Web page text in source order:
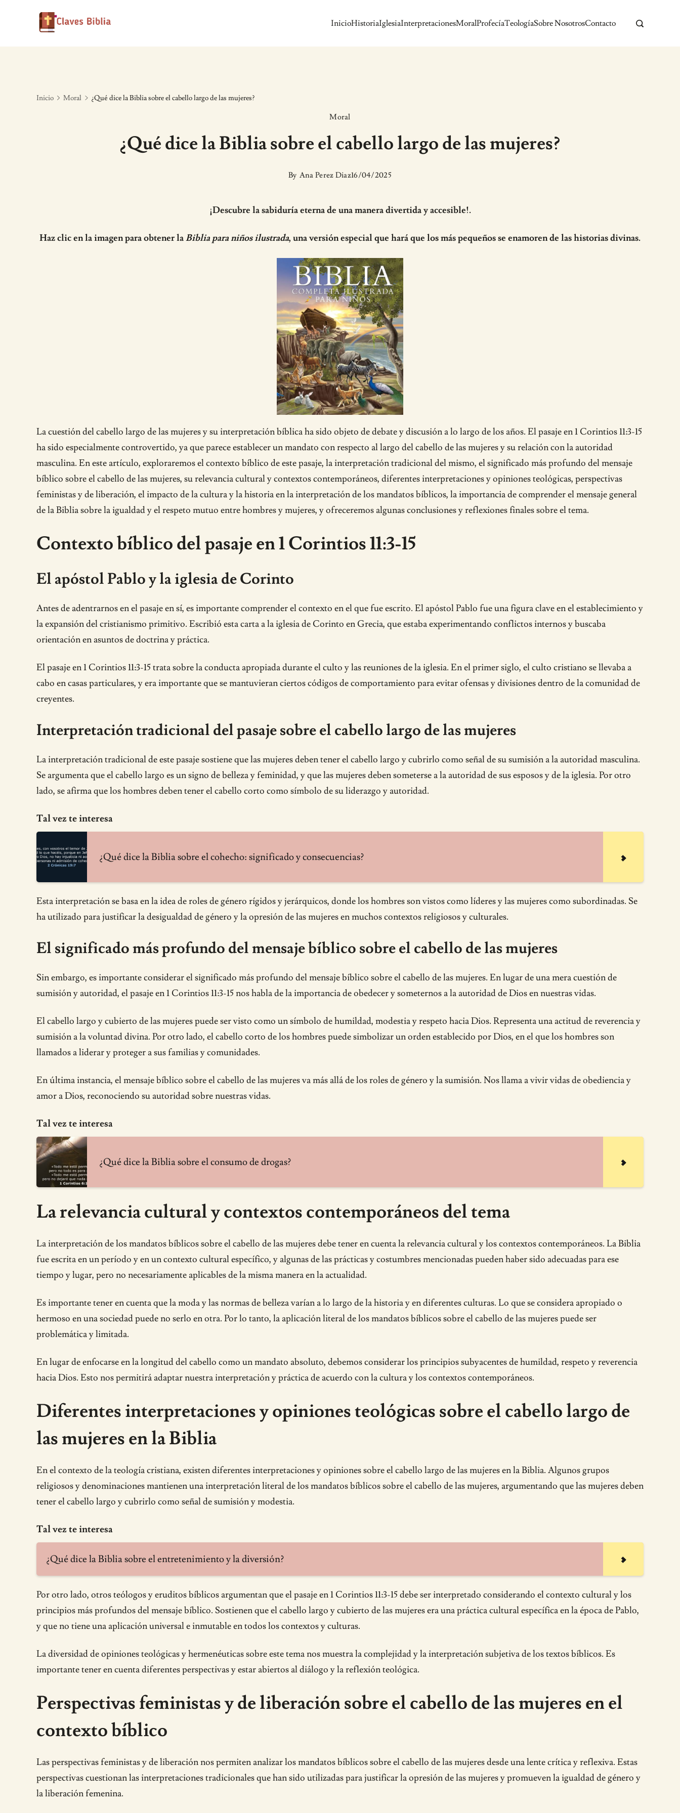
InicioHistoriaIglesiaInterpretacionesMoralProfecíaTeologíaSobre NosotrosContacto
Inicio Moral ¿Qué dice la Biblia sobre el cabello largo de las mujeres?
Moral
¿Qué dice la Biblia sobre el cabello largo de las mujeres?
By Ana Perez Diaz16/04/2025
¡Descubre la sabiduría eterna de una manera divertida y accesible!.
Haz clic en la imagen para obtener laBiblia para niños ilustrada, una versión especial que hará que los más pequeños se enamoren de las historias divinas.
La cuestión del cabello largo de las mujeres y su interpretación bíblica ha sido objeto de debate y discusión a lo largo de los años. El pasaje en 1 Corintios 11:3-15
ha sido especialmente controvertido, ya que parece establecer un mandato con respecto al largo del cabello de las mujeres y su relación con la autoridad
masculina. En este artículo, exploraremos el contexto bíblico de este pasaje, la interpretación tradicional del mismo, el significado más profundo del mensaje
bíblico sobre el cabello de las mujeres, su relevancia cultural y contextos contemporáneos, diferentes interpretaciones y opiniones teológicas, perspectivas
feministas y de liberación, el impacto de la cultura y la historia en la interpretación de los mandatos bíblicos, la importancia de comprender el mensaje general
de la Biblia sobre la igualdad y el respeto mutuo entre hombres y mujeres, y ofreceremos algunas conclusiones y reflexiones finales sobre el tema.
Contexto bíblico del pasaje en 1 Corintios 11:3-15
El apóstol Pablo y la iglesia de Corinto
Antes de adentrarnos en el pasaje en sí, es importante comprender el contexto en el que fue escrito. El apóstol Pablo fue una figura clave en el establecimiento y
la expansión del cristianismo primitivo. Escribió esta carta a la iglesia de Corinto en Grecia, que estaba experimentando conflictos internos y buscaba
orientación en asuntos de doctrina y práctica.
El pasaje en 1 Corintios 11:3-15 trata sobre la conducta apropiada durante el culto y las reuniones de la iglesia. En el primer siglo, el culto cristiano se llevaba a
cabo en casas particulares, y era importante que se mantuvieran ciertos códigos de comportamiento para evitar ofensas y divisiones dentro de la comunidad de
creyentes.
Interpretación tradicional del pasaje sobre el cabello largo de las mujeres
La interpretación tradicional de este pasaje sostiene que las mujeres deben tener el cabello largo y cubrirlo como señal de su sumisión a la autoridad masculina.
Se argumenta que el cabello largo es un signo de belleza y feminidad, y que las mujeres deben someterse a la autoridad de sus esposos y de la iglesia. Por otro
lado, se afirma que los hombres deben tener el cabello corto como símbolo de su liderazgo y autoridad.
Tal vez te interesa
¿Qué dice la Biblia sobre el cohecho: significado y consecuencias?
Esta interpretación se basa en la idea de roles de género rígidos y jerárquicos, donde los hombres son vistos como líderes y las mujeres como subordinadas. Se
ha utilizado para justificar la desigualdad de género y la opresión de las mujeres en muchos contextos religiosos y culturales.
El significado más profundo del mensaje bíblico sobre el cabello de las mujeres
Sin embargo, es importante considerar el significado más profundo del mensaje bíblico sobre el cabello de las mujeres. En lugar de una mera cuestión de
sumisión y autoridad, el pasaje en 1 Corintios 11:3-15 nos habla de la importancia de obedecer y someternos a la autoridad de Dios en nuestras vidas.
El cabello largo y cubierto de las mujeres puede ser visto como un símbolo de humildad, modestia y respeto hacia Dios. Representa una actitud de reverencia y
sumisión a la voluntad divina. Por otro lado, el cabello corto de los hombres puede simbolizar un orden establecido por Dios, en el que los hombres son
llamados a liderar y proteger a sus familias y comunidades.
En última instancia, el mensaje bíblico sobre el cabello de las mujeres va más allá de los roles de género y la sumisión. Nos llama a vivir vidas de obediencia y
amor a Dios, reconociendo su autoridad sobre nuestras vidas.
Tal vez te interesa
¿Qué dice la Biblia sobre el consumo de drogas?
La relevancia cultural y contextos contemporáneos del tema
La interpretación de los mandatos bíblicos sobre el cabello de las mujeres debe tener en cuenta la relevancia cultural y los contextos contemporáneos. La Biblia
fue escrita en un período y en un contexto cultural específico, y algunas de las prácticas y costumbres mencionadas pueden haber sido adecuadas para ese
tiempo y lugar, pero no necesariamente aplicables de la misma manera en la actualidad.
Es importante tener en cuenta que la moda y las normas de belleza varían a lo largo de la historia y en diferentes culturas. Lo que se considera apropiado o
hermoso en una sociedad puede no serlo en otra. Por lo tanto, la aplicación literal de los mandatos bíblicos sobre el cabello de las mujeres puede ser
problemática y limitada.
En lugar de enfocarse en la longitud del cabello como un mandato absoluto, debemos considerar los principios subyacentes de humildad, respeto y reverencia
hacia Dios. Esto nos permitirá adaptar nuestra interpretación y práctica de acuerdo con la cultura y los contextos contemporáneos.
Diferentes interpretaciones y opiniones teológicas sobre el cabello largo de
las mujeres en la Biblia
En el contexto de la teología cristiana, existen diferentes interpretaciones y opiniones sobre el cabello largo de las mujeres en la Biblia. Algunos grupos
religiosos y denominaciones mantienen una interpretación literal de los mandatos bíblicos sobre el cabello de las mujeres, argumentando que las mujeres deben
tener el cabello largo y cubrirlo como señal de sumisión y modestia.
Tal vez te interesa
¿Qué dice la Biblia sobre el entretenimiento y la diversión?
Por otro lado, otros teólogos y eruditos bíblicos argumentan que el pasaje en 1 Corintios 11:3-15 debe ser interpretado considerando el contexto cultural y los
principios más profundos del mensaje bíblico. Sostienen que el cabello largo y cubierto de las mujeres era una práctica cultural específica en la época de Pablo,
y que no tiene una aplicación universal e inmutable en todos los contextos y culturas.
La diversidad de opiniones teológicas y hermenéuticas sobre este tema nos muestra la complejidad y la interpretación subjetiva de los textos bíblicos. Es
importante tener en cuenta diferentes perspectivas y estar abiertos al diálogo y la reflexión teológica.
Perspectivas feministas y de liberación sobre el cabello de las mujeres en el
contexto bíblico
Las perspectivas feministas y de liberación nos permiten analizar los mandatos bíblicos sobre el cabello de las mujeres desde una lente crítica y reflexiva. Estas
perspectivas cuestionan las interpretaciones tradicionales que han sido utilizadas para justificar la opresión de las mujeres y promueven la igualdad de género y
la liberación femenina.